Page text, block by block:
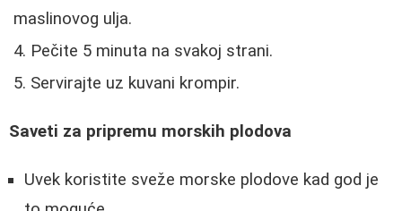
maslinovog ulja.
Pečite 5 minuta na svakoj strani.
Servirajte uz kuvani krompir.
Saveti za pripremu morskih plodova
Uvek koristite sveže morske plodove kad god je